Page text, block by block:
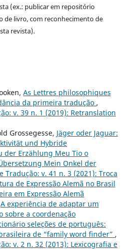
(ex.: publicar em repositório
de livro, com reconhecimento de
revista).
As Lettres philosophiques
da primeira tradução ,
v. 39 n. 1 (2019): Retranslation
Grossegesse, Jäger oder Jaguar:
und Hybride
der Erzählung Meu Tio o
Mein Onkel der
Tradução: v. 41 n. 3 (2021): Troca
de Expressão Alemã no Brasil
em Expressão Alemã
A experiência de adaptar um
sobre a coordenação
seleções de português:
de “family word finder” ,
v. 2 n. 32 (2013): Lexicografia e